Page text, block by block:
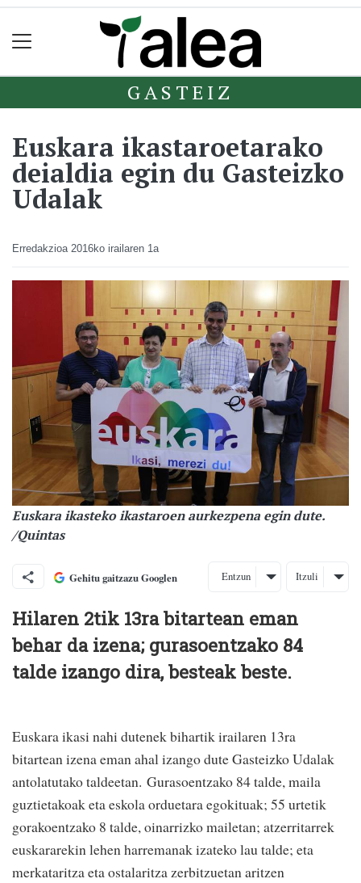
GASTEIZ
Euskara ikastaroetarako
deialdia egin du Gasteizko
Udalak
Erredakzioa 2016ko irailaren 1a
Euskara ikasteko ikastaroen aurkezpena egin dute.
/Quintas
Gehitu gaitzazu Googlen Entzun Itzuli
Hilaren 2tik 13ra bitartean eman
behar da izena; gurasoentzako 84
talde izango dira, besteak beste.
Euskara ikasi nahi dutenek bihartik irailaren 13ra
bitartean izena eman ahal izango dute Gasteizko Udalak
antolatutako taldeetan. Gurasoentzako 84 talde, maila
guztietakoak eta eskola orduetara egokituak; 55 urtetik
gorakoentzako 8 talde, oinarrizko mailetan; atzerritarrek
euskararekin lehen harremanak izateko lau talde; eta
merkataritza eta ostalaritza zerbitzuetan aritzen